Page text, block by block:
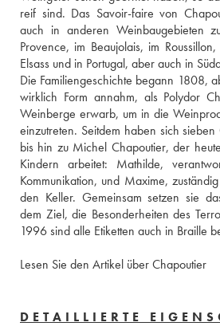
reif sind. Das Savoir-faire von
auch in anderen Weinbaugebieten
Provence, im Beaujolais, im
Elsass und in Portugal, aber auch in
Die Familiengeschichte begann 1808,
wirklich Form annahm, als Polydor
Weinberge erwarb, um in die
einzutreten. Seitdem haben sich
bis hin zu Michel Chapoutier, der
Kindern arbeitet: Mathilde,
Kommunikation, und Maxime,
den Keller. Gemeinsam setzen sie
dem Ziel, die Besonderheiten des
1996 sind alle Etiketten auch in Braille
Lesen Sie den Artikel über Chapoutier
DETAILLIERTE